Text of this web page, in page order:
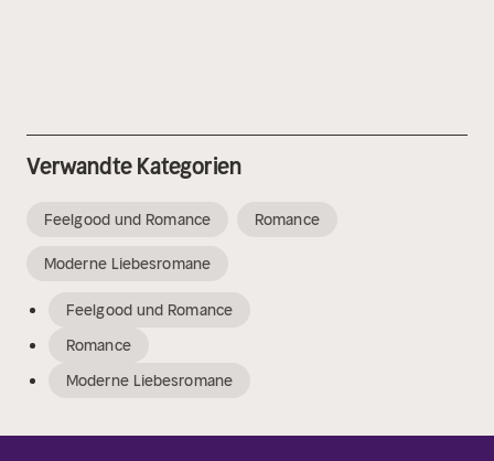
Verwandte Kategorien
Feelgood und Romance Romance
Moderne Liebesromane
Feelgood und Romance
Romance
Moderne Liebesromane